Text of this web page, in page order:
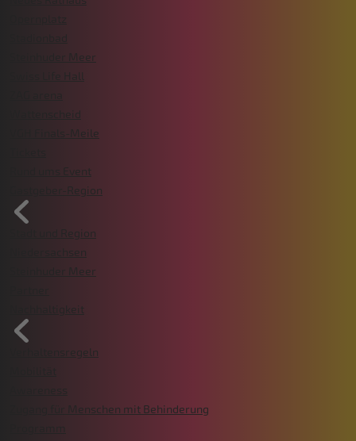
Steinhuder Meer
Swiss Life Hall
Wattenscheid
VGH Finals-Meile
Rund ums Event
Gastgeber-Region
Stadt und Region
Niedersachsen
Steinhuder Meer
Nachhaltigkeit
Verhaltensregeln
Zugang für Menschen mit Behinderung